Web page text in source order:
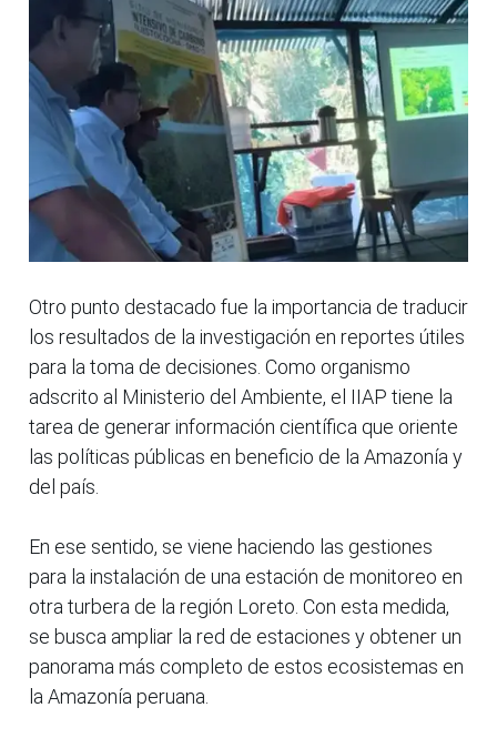
Otro punto destacado fue la importancia de traducir
los resultados de la investigación en reportes útiles
para la toma de decisiones. Como organismo
adscrito al Ministerio del Ambiente, el IIAP tiene la
tarea de generar información científica que oriente
las políticas públicas en beneficio de la Amazonía y
del país.
En ese sentido, se viene haciendo las gestiones
para la instalación de una estación de monitoreo en
otra turbera de la región Loreto. Con esta medida,
se busca ampliar la red de estaciones y obtener un
panorama más completo de estos ecosistemas en
la Amazonía peruana.